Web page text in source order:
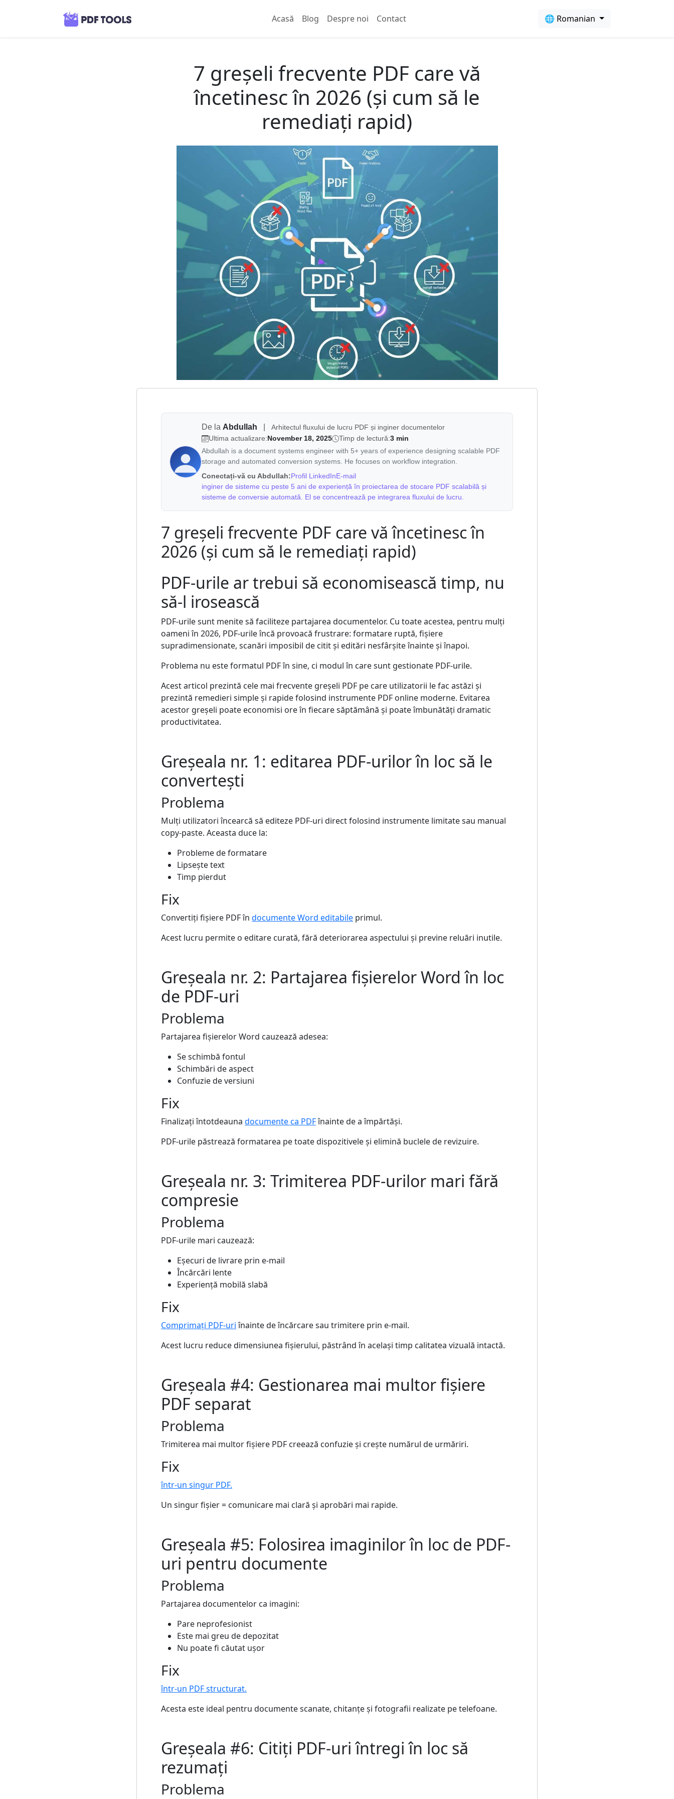
Acasă Blog Despre noi Contact 🌐 Romanian
7 greșeli frecvente PDF care vă
încetinesc în 2026 (și cum să le
remediați rapid)
De la Abdullah
Arhitectul fluxului de lucru PDF și inginer documentelor
Ultima actualizare:November 18, 2025 Timp de lectură:3 min
Abdullah is a document systems engineer with 5+ years of experience designing scalable PDF
storage and automated conversion systems. He focuses on workflow integration.
Conectați-vă cu Abdullah:Profil LinkedInE-mail
inginer de sisteme cu peste 5 ani de experiență în proiectarea de stocare PDF scalabilă și
sisteme de conversie automată. El se concentrează pe integrarea fluxului de lucru.
7 greșeli frecvente PDF care vă încetinesc în
2026 (și cum să le remediați rapid)
PDF-urile ar trebui să economisească timp, nu
să-l irosească
PDF-urile sunt menite să faciliteze partajarea documentelor. Cu toate acestea, pentru mulți
oameni în 2026, PDF-urile încă provoacă frustrare: formatare ruptă, fișiere
supradimensionate, scanări imposibil de citit și editări nesfârșite înainte și înapoi.
Problema nu este formatul PDF în sine, ci modul în care sunt gestionate PDF-urile.
Acest articol prezintă cele mai frecvente greșeli PDF pe care utilizatorii le fac astăzi și
prezintă remedieri simple și rapide folosind instrumente PDF online moderne. Evitarea
acestor greșeli poate economisi ore în fiecare săptămână și poate îmbunătăți dramatic
productivitatea.
Greșeala nr. 1: editarea PDF-urilor în loc să le
convertești
Problema
Mulți utilizatori încearcă să editeze PDF-uri direct folosind instrumente limitate sau manual
copy-paste. Aceasta duce la:
Probleme de formatare
Lipsește text
Timp pierdut
Fix
Convertiți fișiere PDF în documente Word editabile primul.
Acest lucru permite o editare curată, fără deteriorarea aspectului și previne reluări inutile.
Greșeala nr. 2: Partajarea fișierelor Word în loc
de PDF-uri
Problema
Partajarea fișierelor Word cauzează adesea:
Se schimbă fontul
Schimbări de aspect
Confuzie de versiuni
Fix
Finalizați întotdeauna documente ca PDFînainte de a împărtăși.
PDF-urile păstrează formatarea pe toate dispozitivele și elimină buclele de revizuire.
Greșeala nr. 3: Trimiterea PDF-urilor mari fără
compresie
Problema
PDF-urile mari cauzează:
Eșecuri de livrare prin e-mail
Încărcări lente
Experiență mobilă slabă
Fix
Comprimați PDF-uriînainte de încărcare sau trimitere prin e-mail.
Acest lucru reduce dimensiunea fișierului, păstrând în același timp calitatea vizuală intactă.
Greșeala #4: Gestionarea mai multor fișiere
PDF separat
Problema
Trimiterea mai multor fișiere PDF creează confuzie și crește numărul de urmăriri.
Fix
într-un singur PDF.
Un singur fișier = comunicare mai clară și aprobări mai rapide.
Greșeala #5: Folosirea imaginilor în loc de PDF-
uri pentru documente
Problema
Partajarea documentelor ca imagini:
Pare neprofesionist
Este mai greu de depozitat
Nu poate fi căutat ușor
Fix
într-un PDF structurat.
Acesta este ideal pentru documente scanate, chitanțe și fotografii realizate pe telefoane.
Greșeala #6: Citiți PDF-uri întregi în loc să
rezumați
Problema